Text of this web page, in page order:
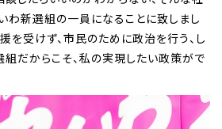
わ新選組の一員になることに致しまし
を受けず、市民のために政治を行う、し
だからこそ、私の実現したい政策がで